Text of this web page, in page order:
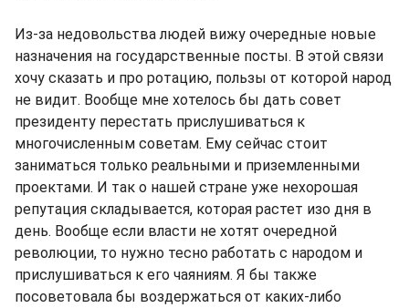
Из-за недовольства людей вижу очередные новые
назначения на государственные посты. В этой связи
хочу сказать и про ротацию, пользы от которой народ
не видит. Вообще мне хотелось бы дать совет
президенту перестать прислушиваться к
многочисленным советам. Ему сейчас стоит
заниматься только реальными и приземленными
проектами. И так о нашей стране уже нехорошая
репутация складывается, которая растет изо дня в
день. Вообще если власти не хотят очередной
революции, то нужно тесно работать с народом и
прислушиваться к его чаяниям. Я бы также
посоветовала бы воздержаться от каких-либо